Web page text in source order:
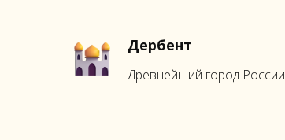
Дербент
Древнейший город России